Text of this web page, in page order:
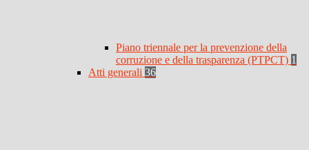
Piano triennale per la prevenzione della
corruzione e della trasparenza (PTPCT) 1
Atti generali 36